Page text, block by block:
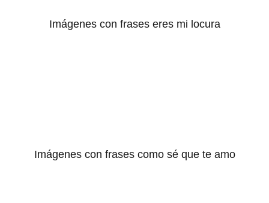
Imágenes con frases eres mi locura
Imágenes con frases como sé que te amo